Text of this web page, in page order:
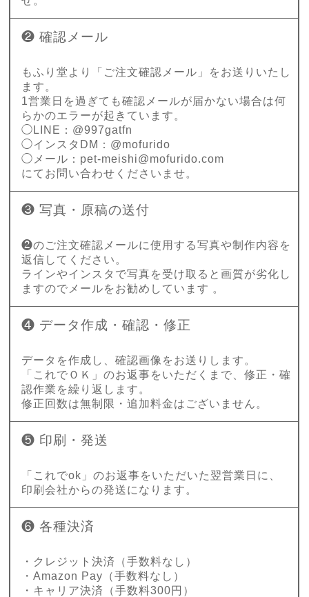
❷ 確認メール
もふり堂より「ご注文確認メール」をお送りいたし
ます。
1営業日を過ぎても確認メールが届かない場合は何
らかのエラーが起きています。
◯LINE：@997gatfn
◯インスタDM：@mofurido
◯メール： pet-meishi@mofurido.com
にてお問い合わせくださいませ。
❸ 写真・原稿の送付
❷のご注文確認メールに使用する写真や制作内容を
返信してください。
ラインやインスタで写真を受け取ると画質が劣化し
ますのでメールをお勧めしています 。
❹ データ作成・確認・修正
データを作成し、確認画像をお送りします。
「これでＯＫ」のお返事をいただくまで、修正・確
認作業を繰り返します。
修正回数は無制限・追加料金はございません。
❺ 印刷・発送
「これでok」のお返事をいただいた翌営業日に、
印刷会社からの発送になります。
❻ 各種決済
・クレジット決済（手数料なし）
・Amazon Pay（手数料なし）
・キャリア決済（手数料300円）